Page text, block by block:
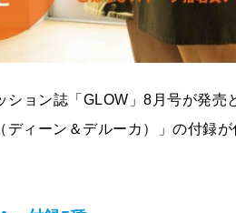
ション誌「GLOW」8月号が発
ディーン＆デルーカ）」の付録